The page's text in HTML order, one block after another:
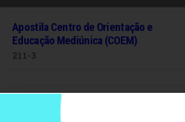
Apostila Centro de Orientação e
Educação Mediúnica (COEM)
211-3
Apostila Programa Básico da Doutrina